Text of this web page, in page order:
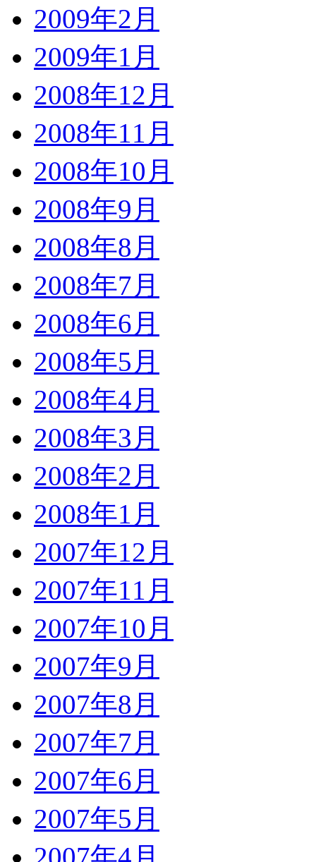
2009年2月
2009年1月
2008年12月
2008年11月
2008年10月
2008年9月
2008年8月
2008年7月
2008年6月
2008年5月
2008年4月
2008年3月
2008年2月
2008年1月
2007年12月
2007年11月
2007年10月
2007年9月
2007年8月
2007年7月
2007年6月
2007年5月